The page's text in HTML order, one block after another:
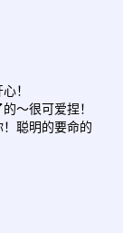
！
～很可爱捏！
聪明的要命的